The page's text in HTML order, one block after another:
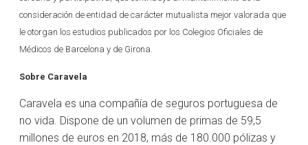
consideración de entidad de carácter mutualista mejor valorada que
le otorgan los estudios publicados por los Colegios Oficiales de
Médicos de Barcelona y de Girona.
Sobre Caravela
Caravela es una compañía de seguros portuguesa de
no vida. Dispone de un volumen de primas de 59,5
millones de euros en 2018, más de 180.000 pólizas y